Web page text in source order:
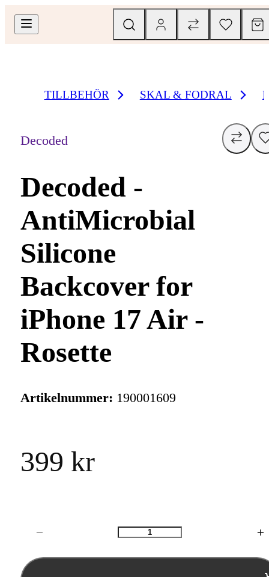
TILLBEHÖR SKAL & FODRAL
Decoded
Decoded -
AntiMicrobial
Silicone
Backcover for
iPhone 17 Air -
Rosette
Artikelnummer: 190001609
399 kr
Antal